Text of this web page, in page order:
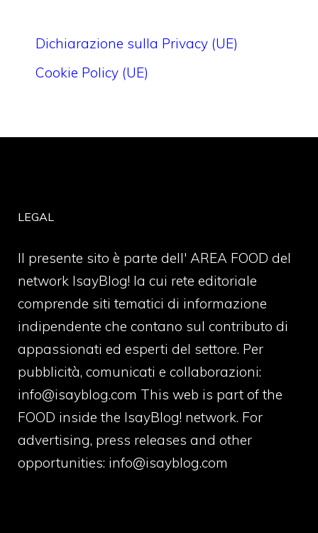
Dichiarazione sulla Privacy (UE)
Cookie Policy (UE)
LEGAL
Il presente sito è parte dell' AREA FOOD del
network IsayBlog! la cui rete editoriale
comprende siti tematici di informazione
indipendente che contano sul contributo di
appassionati ed esperti del settore. Per
pubblicità, comunicati e collaborazioni:
info@isayblog.com This web is part of the
FOOD inside the IsayBlog! network. For
advertising, press releases and other
opportunities: info@isayblog.com